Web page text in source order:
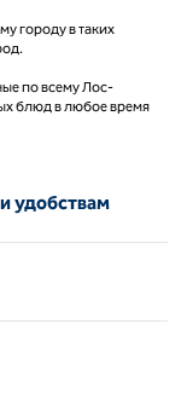
городу в таких
по всему Лос-
блюд в любое время
удобствам